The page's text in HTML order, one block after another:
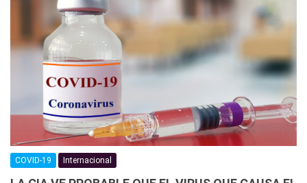
COVID-19 Internacional